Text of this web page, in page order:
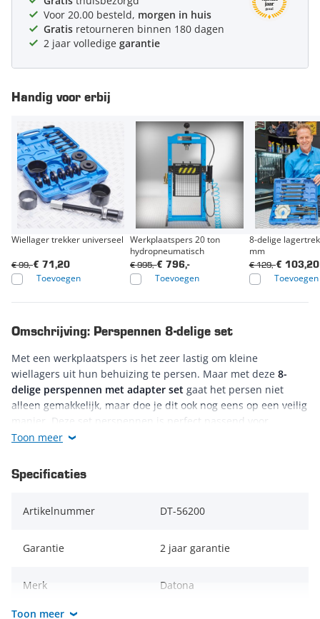
Voor 20.00 besteld, morgen in huis
Gratis retourneren binnen 180 dagen
2 jaar volledige garantie
Handig voor erbij
Wiellager trekker universeel
€ 71,20
€ 99,-
Toevoegen
Werkplaatspers 20 ton
hydropneumatisch
€ 796,-
€ 995,-
Toevoegen
8-delige
mm
€ 103,20
€ 129,-
Toevoegen
Omschrijving: Perspennen 8-delige set
Met een werkplaatspers is het zeer lastig om kleine
wiellagers uit hun behuizing te persen. Maar met deze 8-
delige perspennen met adapter set gaat het persen niet
alleen gemakkelijk, maar doe je dit ook nog eens op een veilig
manier. Deze set perspennen is perfect passend voor
lagerbussen en kogellagers van 10 t/m 30 mm.
op iedere Datona
plaats je snel een eenvoudig de juiste persadaptor. De
perspennen zich vast in de adaptor. Hierdoor schieten de
Ook wordt er een "krachtlineaal" meegeleverd, hierop is de
Toon meer
Specificaties
Artikelnummer DT-56200
Garantie 2 jaar garantie
Merk Datona
Toon meer